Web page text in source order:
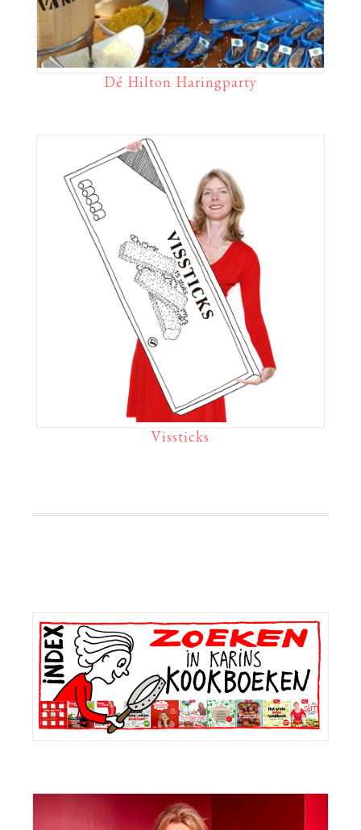
Dé Hilton Haringparty
Vissticks
Primaire
Sidebar